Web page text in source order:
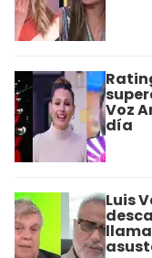
Voz
día
Luis